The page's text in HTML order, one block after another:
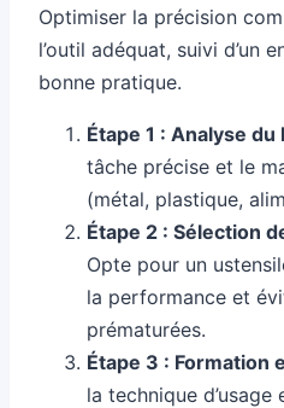
Optimiser la précision
l’outil adéquat, suivi d’un
bonne pratique.
Étape 1 : Analyse du
tâche précise et le
(métal, plastique,
Étape 2 : Sélection
Opte pour un
la performance et
prématurées.
Étape 3 : Formation
la technique